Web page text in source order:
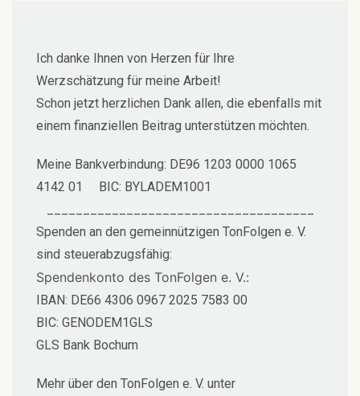
Ich danke Ihnen von Herzen für Ihre
Werzschätzung für meine Arbeit!
Schon jetzt herzlichen Dank allen, die ebenfalls mit
einem finanziellen Beitrag unterstützen möchten.
Meine Bankverbindung: DE96 1203 0000 1065
4142 01 BIC: BYLADEM1001
Spenden an den gemeinnützigen TonFolgen e. V.
sind steuerabzugsfähig:
Spendenkonto des TonFolgen e. V.:
IBAN: DE66 4306 0967 2025 7583 00
BIC: GENODEM1GLS
GLS Bank Bochum
Mehr über den TonFolgen e. V. unter